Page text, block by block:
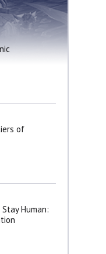
of
Human: